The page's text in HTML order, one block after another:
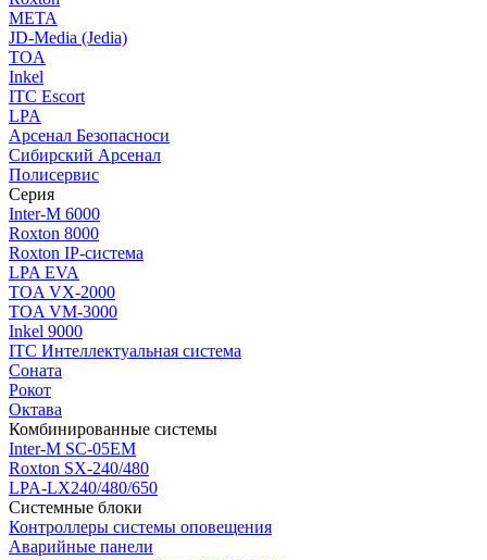
МЕТА
JD-Media (Jedia)
TOA
Inkel
ITC Escort
LPA
Арсенал Безопасноси
Сибирский Арсенал
Полисервис
Серия
Inter-M 6000
Roxton 8000
Roxton IP-система
LPA EVA
TOA VX-2000
TOA VM-3000
Inkel 9000
ITC Интеллектуальная система
Соната
Рокот
Октава
Комбинированные системы
Inter-M SC-05EM
Roxton SX-240/480
LPA-LX240/480/650
Системные блоки
Контроллеры системы оповещения
Аварийные панели